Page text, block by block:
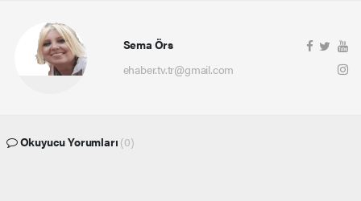
Sema Örs
ehaber.tv.tr@gmail.com
Okuyucu Yorumları (0)